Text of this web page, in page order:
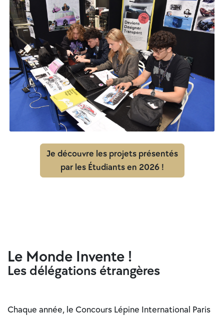
Je découvre les projets présentés
par les Étudiants en 2026 !
Le Monde Invente !
Les délégations étrangères
Chaque année, le Concours Lépine International Paris